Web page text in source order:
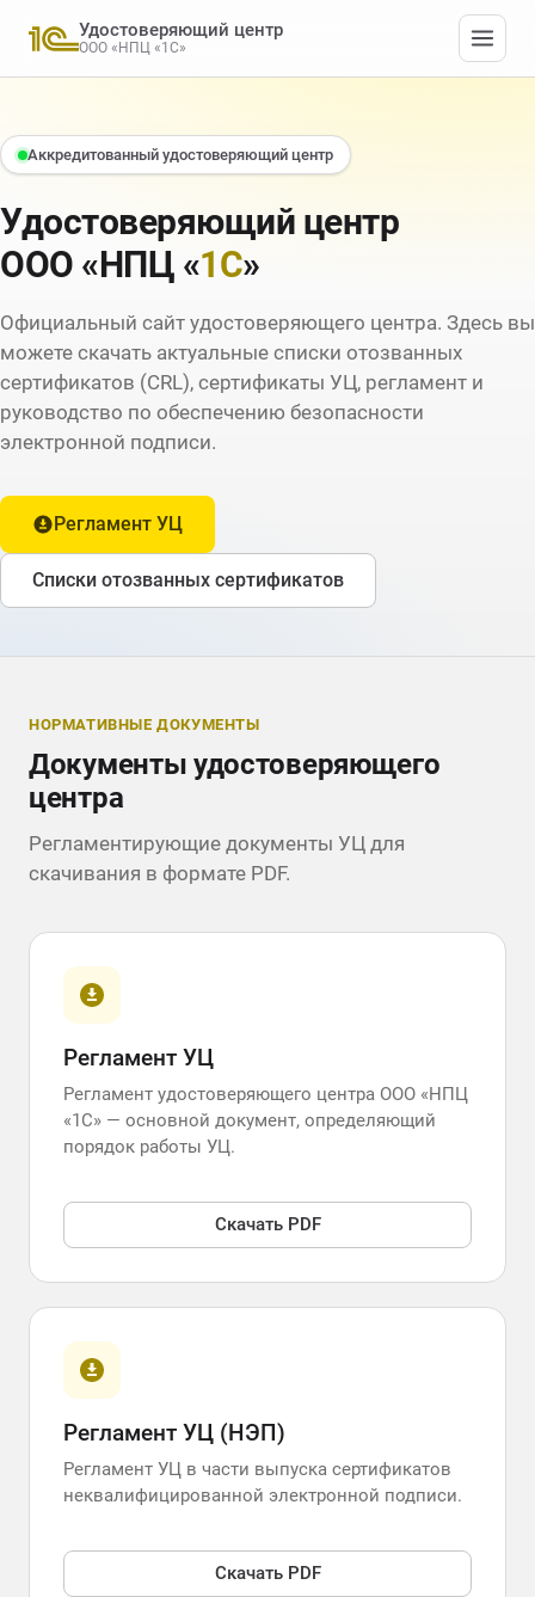
Удостоверяющий центр
ООО «НПЦ «1С»
Аккредитованный удостоверяющий центр
Удостоверяющий центр
ООО «НПЦ «1С»
Официальный сайт удостоверяющего центра. Здесь вы
можете скачать актуальные списки отозванных
сертификатов (CRL), сертификаты УЦ, регламент и
руководство по обеспечению безопасности
электронной подписи.
Регламент УЦ
Списки отозванных сертификатов
НОРМАТИВНЫЕ ДОКУМЕНТЫ
Документы удостоверяющего
центра
Регламентирующие документы УЦ для
скачивания в формате PDF.
Регламент УЦ
Регламент удостоверяющего центра ООО «НПЦ
«1С» — основной документ, определяющий
порядок работы УЦ.
Скачать PDF
Регламент УЦ (НЭП)
Регламент УЦ в части выпуска сертификатов
неквалифицированной электронной подписи.
Скачать PDF